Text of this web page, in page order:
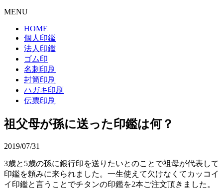
MENU
HOME
個人印鑑
法人印鑑
ゴム印
名刺印刷
封筒印刷
ハガキ印刷
伝票印刷
祖父母が孫に送った印鑑は何？
2019/07/31
3歳と5歳の孫に銀行印を送りたいとのことで祖母が代表して
印鑑を頼みに来られました。一生使えて欠けなくてカッコイ
イ印鑑と言うことでチタンの印鑑を2本ご注文頂きました。